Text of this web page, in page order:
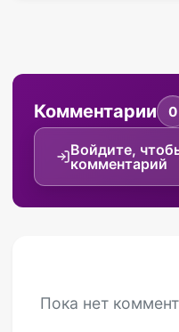
Комментарии 0
Войдите,
комментарий
Пока нет